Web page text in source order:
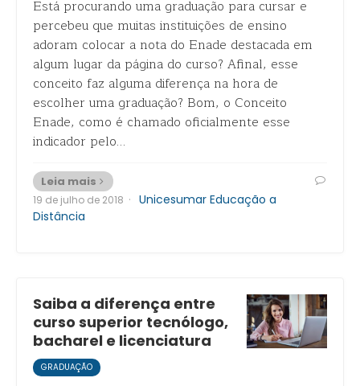
Está procurando uma graduação para cursar e
percebeu que muitas instituições de ensino
adoram colocar a nota do Enade destacada em
algum lugar da página do curso? Afinal, esse
conceito faz alguma diferença na hora de
escolher uma graduação? Bom, o Conceito
Enade, como é chamado oficialmente esse
indicador pelo…
Leia mais
19 de julho de 2018 · Unicesumar Educação a
Distância
Saiba a diferença entre
curso superior tecnólogo,
bacharel e licenciatura
GRADUAÇÃO